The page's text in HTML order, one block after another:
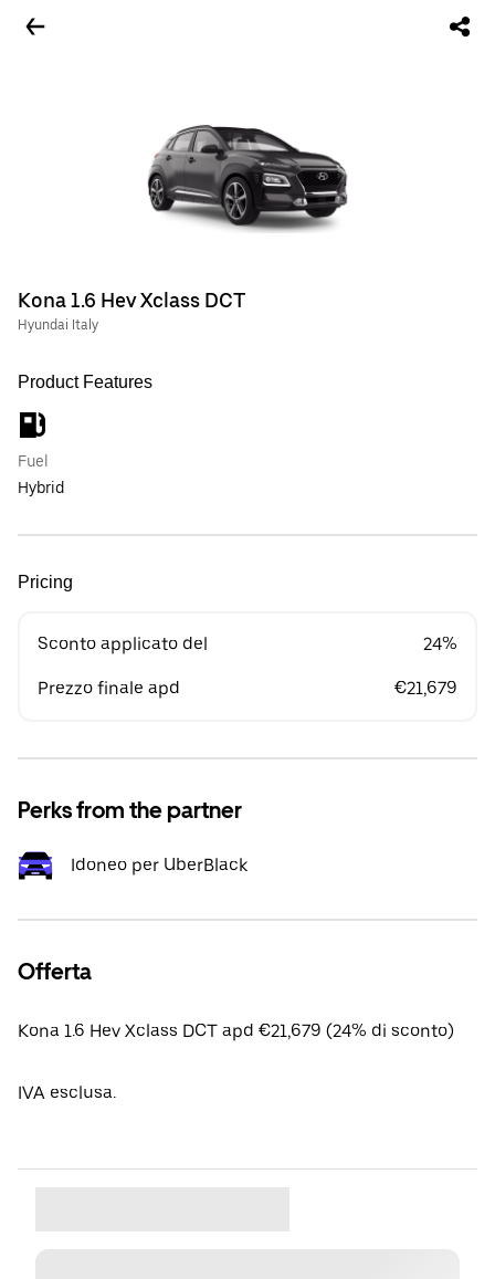
Kona 1.6 Hev Xclass DCT
Hyundai Italy
Product Features
Fuel
Hybrid
Pricing
Sconto applicato del 24%
Prezzo finale apd €21,679
Perks from the partner
Idoneo per UberBlack
Offerta
Kona 1.6 Hev Xclass DCT apd €21,679 (24% di sconto)
IVA esclusa.